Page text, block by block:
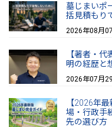
墓じまいポ
括見積もり
2026年08月
【著者・
明の経歴と
2026年07月
【2026年
場・行政手
先の選び方